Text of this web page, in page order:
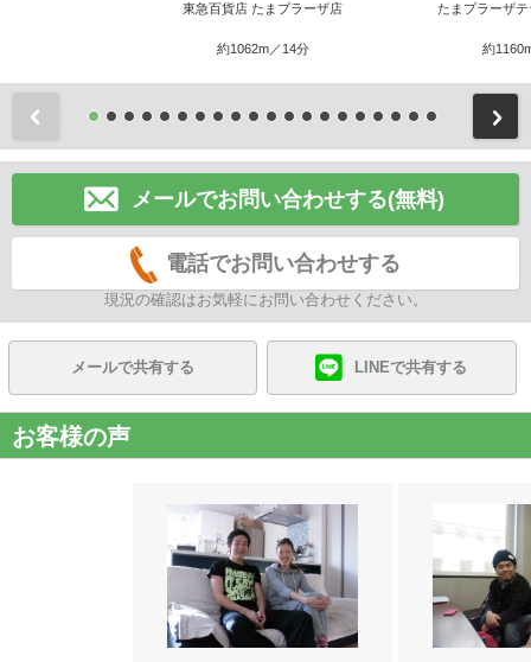
東急百貨店 たまプラーザ店
約1062m／14分
たまプラーザ
約
メールでお問い合わせする(無料)
電話でお問い合わせする
現況の確認はお気軽にお問い合わせください。
メールで共有する LINEで共有する
お客様の声